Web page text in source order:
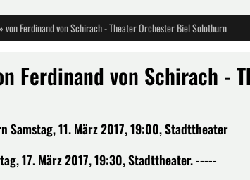
von Ferdinand von Schirach - Theater Orchester Biel Solothurn
Ferdinand von Schirach -
Samstag, 11. März 2017, 19:00, Stadttheater
17. März 2017, 19:30, Stadttheater. -----